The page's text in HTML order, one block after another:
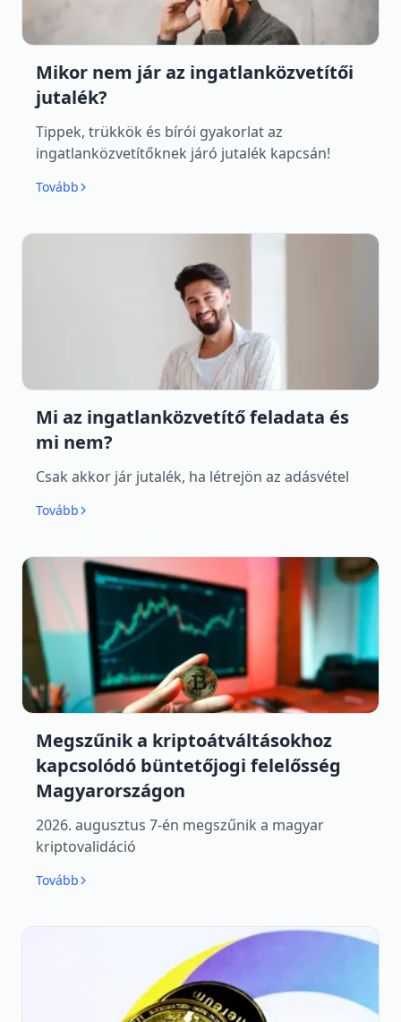
Mikor nem jár az ingatlanközvetítői
jutalék?
Tippek, trükkök és bírói gyakorlat az
ingatlanközvetítőknek járó jutalék kapcsán!
Tovább
Mi az ingatlanközvetítő feladata és
mi nem?
Csak akkor jár jutalék, ha létrejön az adásvétel
Tovább
Megszűnik a kriptoátváltásokhoz
kapcsolódó büntetőjogi felelősség
Magyarországon
2026. augusztus 7-én megszűnik a magyar
kriptovalidáció
Tovább